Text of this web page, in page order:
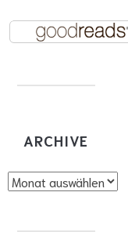
ARCHIVE
Archive